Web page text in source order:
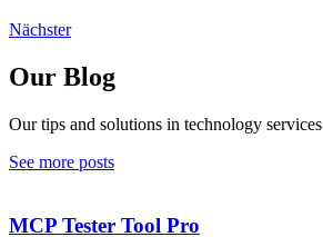
Nächster
Our Blog
Our tips and solutions in technology services
See more posts
MCP Tester Tool Pro